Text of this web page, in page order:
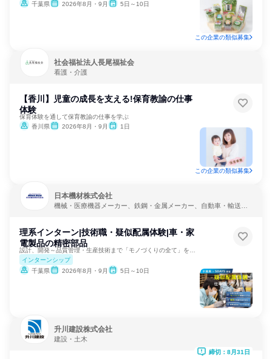
千葉県
2026年8月・9月 5日～10日
この企業の類似募集
社会福祉法人長尾福祉会
看護・介護
【香川】児童の成長を支える!保育教諭の仕事
体験
保育体験を通して保育教諭の仕事を学ぶ
香川県
2026年8月・9月 1日
この企業の類似募集
日本機材株式会社
機械・医療機器メーカー、鉄鋼・金属メーカー、自動車・輸送機
理系インターン|技術職・疑似配属体験|車・家
電製品の精密部品
インターンシップ
千葉県
2026年8月・9月 5日～10日
升川建設株式会社
建設・土木
締切：8月31日